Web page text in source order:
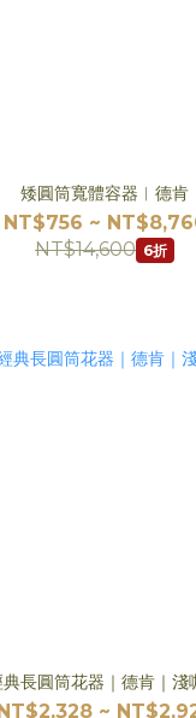
矮圓筒寬體容器︱德肯
NT$756 ~
NT$14,600 6折
典長圓筒花器｜德肯｜淺
~